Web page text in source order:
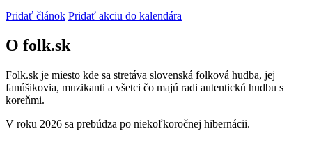
Pridať článok Pridať akciu do kalendára
O folk.sk
Folk.sk je miesto kde sa stretáva slovenská folková hudba, jej
fanúšikovia, muzikanti a všetci čo majú radi autentickú hudbu s
koreňmi.
V roku 2026 sa prebúdza po niekoľkoročnej hibernácii.